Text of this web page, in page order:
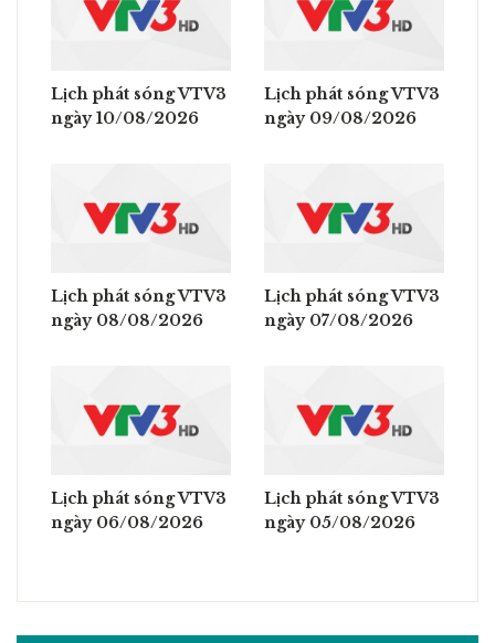
Lịch phát sóng VTV3
ngày 10/08/2026
Lịch phát sóng VTV3
ngày 09/08/2026
Lịch phát sóng VTV3
ngày 08/08/2026
Lịch phát sóng VTV3
ngày 07/08/2026
Lịch phát sóng VTV3
ngày 06/08/2026
Lịch phát sóng VTV3
ngày 05/08/2026